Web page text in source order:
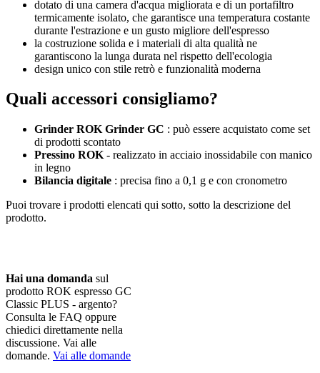
dotato di una camera d'acqua migliorata e di un portafiltro
termicamente isolato, che garantisce una temperatura costante
durante l'estrazione e un gusto migliore dell'espresso
la costruzione solida e i materiali di alta qualità ne
garantiscono la lunga durata nel rispetto dell'ecologia
design unico con stile retrò e funzionalità moderna
Quali accessori consigliamo?
Grinder ROK Grinder GC : può essere acquistato come set
di prodotti scontato
Pressino ROK - realizzato in acciaio inossidabile con manico
in legno
Bilancia digitale : precisa fino a 0,1 g e con cronometro
Puoi trovare i prodotti elencati qui sotto, sotto la descrizione del
prodotto.
Hai una domanda sul
prodotto ROK espresso GC
Classic PLUS - argento?
Consulta le FAQ oppure
chiedici direttamente nella
discussione. Vai alle
domande. Vai alle domande